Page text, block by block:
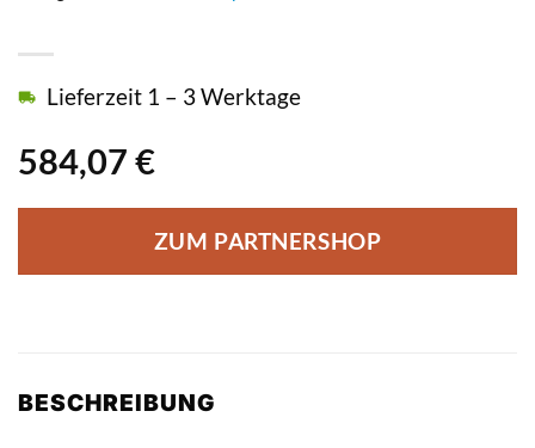
584,07 €
Lieferzeit 1 – 3 Werktage
ZUM PARTNERSHOP
BESCHREIBUNG